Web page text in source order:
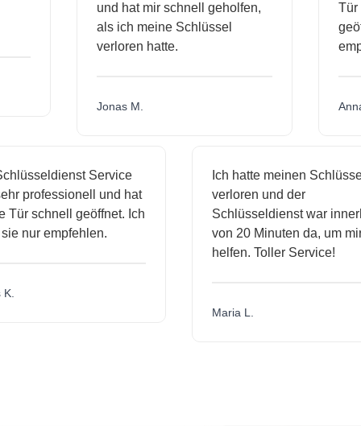
und hat mir schnell geholfen,
als ich meine Schlüssel
verloren hatte.
Jonas M.
Service
professionell und hat
schnell geöffnet. Ich
nur empfehlen.
Ich hatte meinen Schlüssel
verloren und der
Schlüsseldienst war
von 20 Minuten da, um mir
helfen. Toller Service!
Maria L.